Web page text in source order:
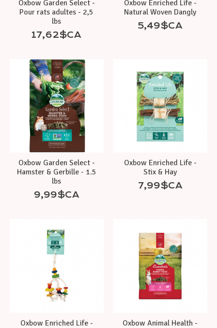
Oxbow Garden Select -
Pour rats adultes - 2,5
lbs
17,62$CA
Oxbow Enriched Life -
Natural Woven Dangly
5,49$CA
Oxbow Garden Select -
Hamster & Gerbille - 1.5
lbs
9,99$CA
Oxbow Enriched Life -
Stix & Hay
7,99$CA
Oxbow Enriched Life -
Oxbow Animal Health -